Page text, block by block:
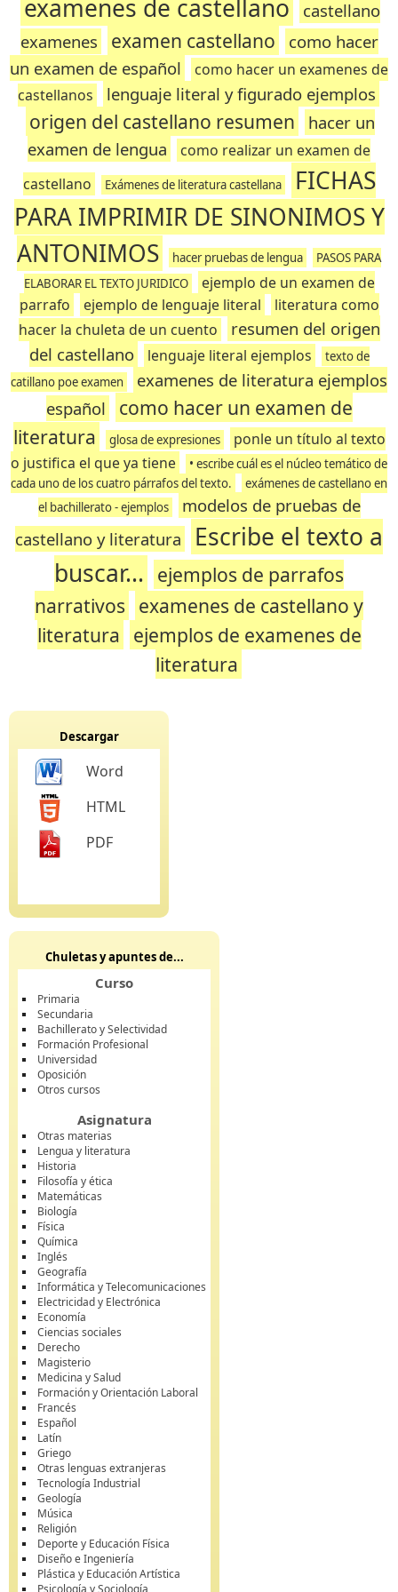
examenes de castellano
castellano
examenes
examen castellano
como hacer
un examen de español
como hacer un examenes de
castellanos
lenguaje literal y figurado ejemplos
origen del castellano resumen
hacer un
examen de lengua
como realizar un examen de
castellano
Exámenes de literatura castellana
FICHAS
PARA IMPRIMIR DE SINONIMOS Y
ANTONIMOS
hacer pruebas de lengua
PASOS PARA
ELABORAR EL TEXTO JURIDICO
ejemplo de un examen de
parrafo
ejemplo de lenguaje literal
literatura como
hacer la chuleta de un cuento
resumen del origen
del castellano
lenguaje literal ejemplos
texto de
catillano poe examen
examenes de literatura ejemplos
español
como hacer un examen de
literatura
glosa de expresiones
ponle un título al texto
o justifica el que ya tiene
• escribe cuál es el núcleo temático de
cada uno de los cuatro párrafos del texto.
exámenes de castellano en
el bachillerato - ejemplos
modelos de pruebas de
castellano y literatura
Escribe el texto a
buscar...
ejemplos de parrafos
narrativos examenes de castellano y
literatura ejemplos de examenes de
literatura
Descargar
Word
HTML
PDF
Chuletas y apuntes de...
Curso
Primaria
Secundaria
Bachillerato y Selectividad
Formación Profesional
Universidad
Oposición
Otros cursos
Asignatura
Otras materias
Lengua y literatura
Historia
Filosofía y ética
Matemáticas
Biología
Física
Química
Inglés
Geografía
Informática y Telecomunicaciones
Electricidad y Electrónica
Economía
Ciencias sociales
Derecho
Magisterio
Medicina y Salud
Formación y Orientación Laboral
Francés
Español
Latín
Griego
Otras lenguas extranjeras
Tecnología Industrial
Geología
Música
Religión
Deporte y Educación Física
Diseño e Ingeniería
Plástica y Educación Artística
Psicología y Sociología